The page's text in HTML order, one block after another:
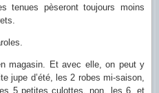
tenues pèseront toujours moins
magasin. Et avec elle, on peut y
jupe d’été, les 2 robes mi-saison,
5 petites culottes, non, les 6, et